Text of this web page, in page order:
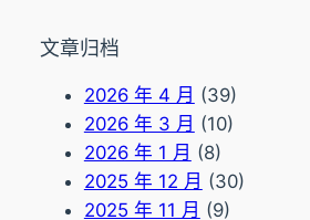
文章归档
2026 年 4 月 (39)
2026 年 3 月 (10)
2026 年 1 月 (8)
2025 年 12 月 (30)
2025 年 11 月 (9)